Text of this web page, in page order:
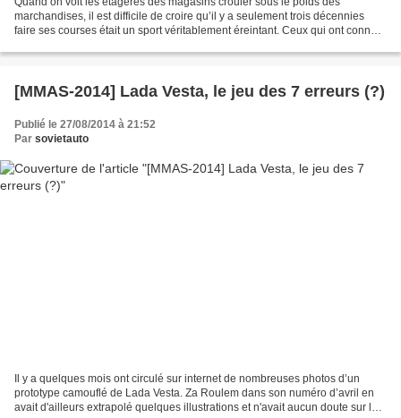
marchandises, il est difficile de croire qu’il y a seulement trois décennies
faire ses courses était un sport véritablement éreintant. Ceux qui ont connu
[MMAS-2014] Lada Vesta, le jeu des 7 erreurs (?)
Publié le 27/08/2014 à 21:52
Par sovietauto
Il y a quelques mois ont circulé sur internet de nombreuses photos d’un
prototype camouflé de Lada Vesta. Za Roulem dans son numéro d’avril en
avait d'ailleurs extrapolé quelques illustrations et n'avait aucun doute sur la